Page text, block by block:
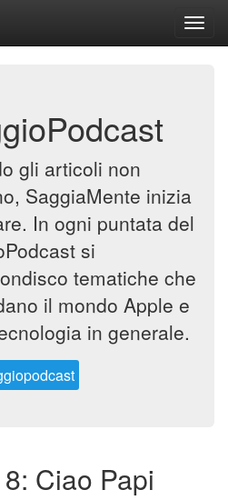
gli articoli non
SaggiaMente inizia
In ogni puntata del
si
tematiche che
il mondo Apple e
in generale.
Ciao Papi